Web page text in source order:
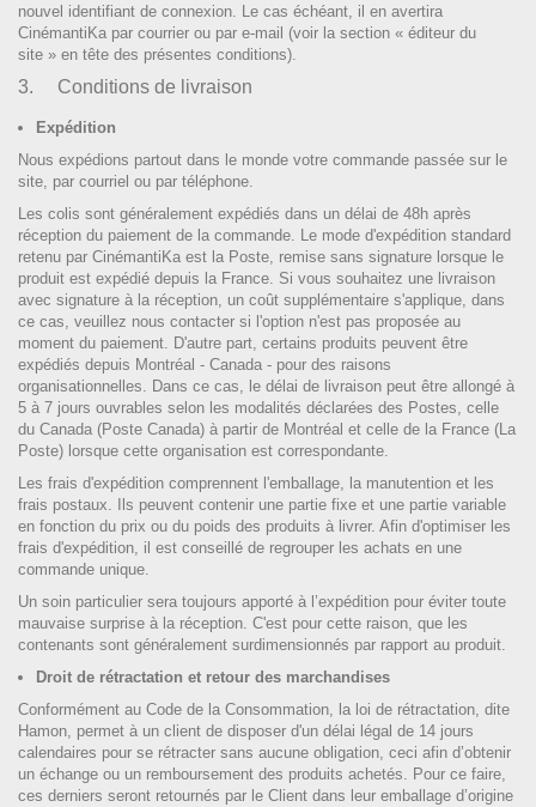
nouvel identifiant de connexion. Le cas échéant, il en avertira
CinémantiKa par courrier ou par e-mail (voir la section « éditeur du
site » en tête des présentes conditions).
3. Conditions de livraison
Expédition
Nous expédions partout dans le monde votre commande passée sur le
site, par courriel ou par téléphone.
Les colis sont généralement expédiés dans un délai de 48h après
réception du paiement de la commande. Le mode d'expédition standard
retenu par CinémantiKa est la Poste, remise sans signature lorsque le
produit est expédié depuis la France. Si vous souhaitez une livraison
avec signature à la réception, un coût supplémentaire s'applique, dans
ce cas, veuillez nous contacter si l'option n'est pas proposée au
moment du paiement. D'autre part, certains produits peuvent être
expédiés depuis Montréal - Canada - pour des raisons
organisationnelles. Dans ce cas, le délai de livraison peut être allongé à
5 à 7 jours ouvrables selon les modalités déclarées des Postes, celle
du Canada (Poste Canada) à partir de Montréal et celle de la France (La
Poste) lorsque cette organisation est correspondante.
Les frais d'expédition comprennent l'emballage, la manutention et les
frais postaux. Ils peuvent contenir une partie fixe et une partie variable
en fonction du prix ou du poids des produits à livrer. Afin d'optimiser les
frais d'expédition, il est conseillé de regrouper les achats en une
commande unique.
Un soin particulier sera toujours apporté à l’expédition pour éviter toute
mauvaise surprise à la réception. C'est pour cette raison, que les
contenants sont généralement surdimensionnés par rapport au produit.
Droit de rétractation et retour des marchandises
Conformément au Code de la Consommation, la loi de rétractation, dite
Hamon, permet à un client de disposer d'un délai légal de 14 jours
calendaires pour se rétracter sans aucune obligation, ceci afin d’obtenir
un échange ou un remboursement des produits achetés. Pour ce faire,
ces derniers seront retournés par le Client dans leur emballage d’origine